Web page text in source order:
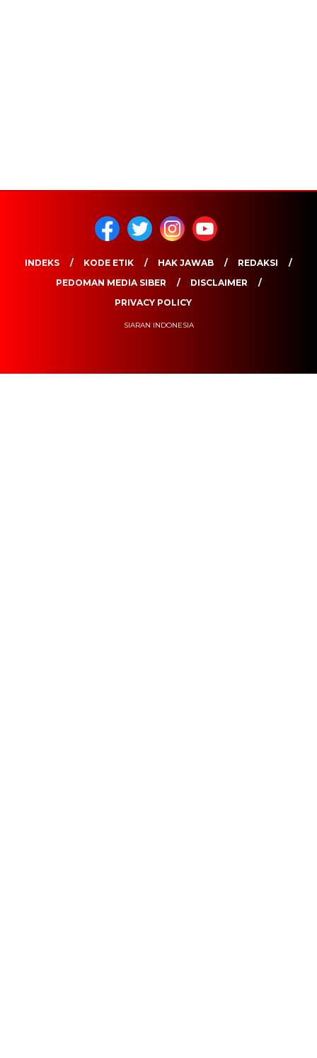
INDEKS KODE ETIK HAK JAWAB
REDAKSI
PEDOMAN MEDIA SIBER
DISCLAIMER
PRIVACY POLICY
SIARAN INDONESIA